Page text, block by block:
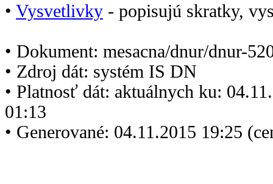
• Vysvetlivky - popisujú skratky,
• Dokument: mesacna/dnur/dnur-
• Zdroj dát: systém IS DN
• Platnosť dát: aktuálnych ku:
01:13
• Generované: 04.11.2015 19:25